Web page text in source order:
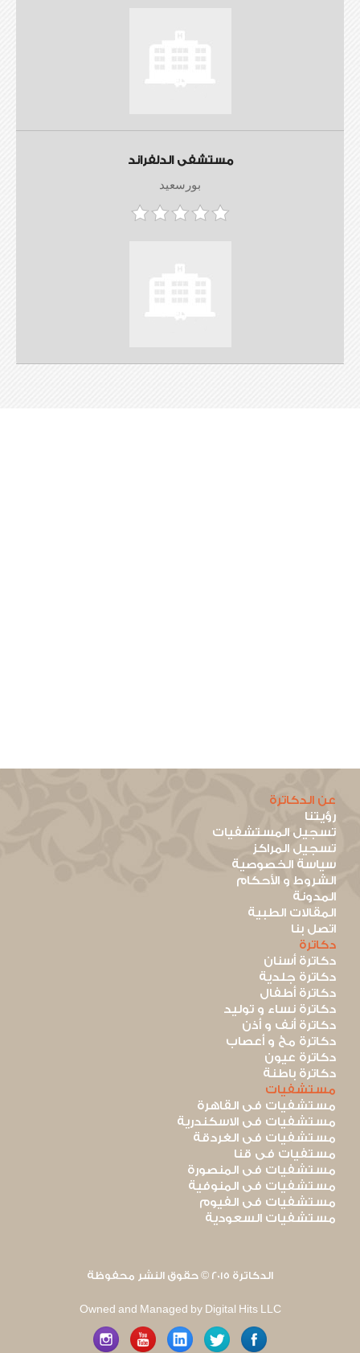
مستشفى الدلفراند
بورسعيد
عن الدكاترة
رؤيتنا
تسجيل المستشفيات
تسجيل المراكز
سياسة الخصوصية
الشروط و الأحكام
المدونة
المقالات الطبية
اتصل بنا
دكاترة
دكاترة أسنان
دكاترة جلدية
دكاترة أطفال
دكاترة نساء و توليد
دكاترة أنف و أذن
دكاترة مخ و أعصاب
دكاترة عيون
دكاترة باطنة
مستشفيات
مستشفيات فى القاهرة
مستشفيات فى الاسكندرية
مستشفيات فى الغردقة
مستفيات فى قنا
مستشفيات فى المنصورة
مستشفيات فى المنوفية
مستشفيات فى الفيوم
مستشفيات السعودية
الدكاترة 2015 © حقوق النشر محفوظة
Owned and Managed by Digital Hits LLC